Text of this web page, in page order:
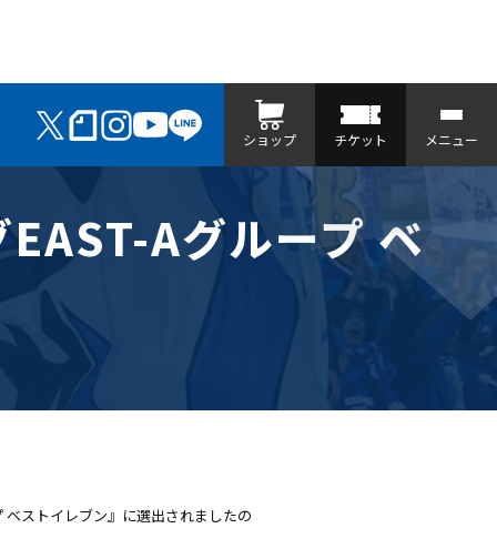
ショップ チケット メニュー
Aグループ ベ
ストイレブン』に選出されましたの